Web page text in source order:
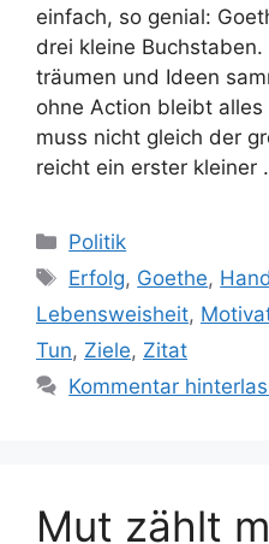
einfach, so genial:
drei kleine
träumen und Ideen
ohne Action bleibt alles
muss nicht gleich der
reicht ein erster kleiner
Kategorien
Politik
Schlagwörter
Erfolg, Goethe,
Lebensweisheit,
Tun, Ziele, Zitat
Kommentar
Mut zählt